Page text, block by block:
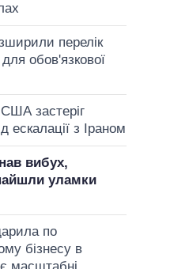
перелік
обов'язкової
застеріг
ескалації з Іраном
вибух,
уламки
по
бізнесу в